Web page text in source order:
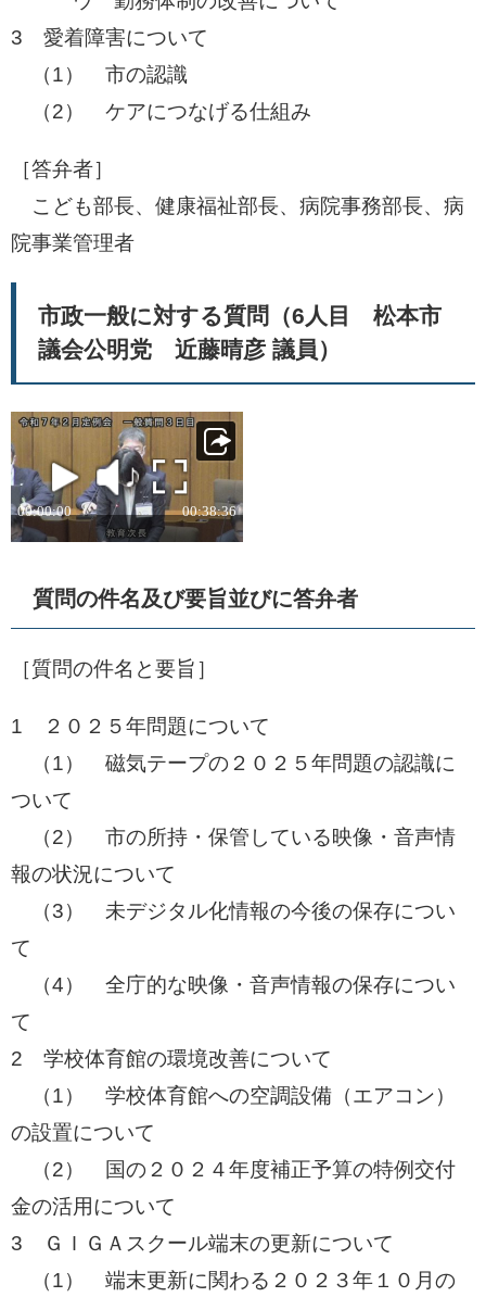
​3 愛着障害について
​ （1） 市の認識
（2） ケアにつなげる仕組み
［答弁者］
こども部長、健康福祉部長、病院事務部長、病
院事業管理者
市政一般に対する質問（6人目 松本市
議会公明党 近藤晴彦 議員）
質問の件名及び要旨並びに答弁者
［質問の件名と要旨］​
1 ２０２５年問題について
​ （1） 磁気テープの２０２５年問題の認識に
ついて
​ （2） 市の所持・保管している映像・音声情
報の状況について
​ （3） 未デジタル化情報の今後の保存につい
て
​ （4） 全庁的な映像・音声情報の保存につい
て
​2 学校体育館の環境改善について
​ （1） 学校体育館への空調設備（エアコン）
の設置について
​ （2） 国の２０２４年度補正予算の特例交付
金の活用について
3 ＧＩＧＡスクール端末の更新について
​ （1） 端末更新に関わる２０２３年１０月の